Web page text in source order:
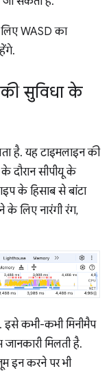
WASD का
सुविधा के
है. यह टाइमलाइन की
के दौरान सीपीयू के
के हिसाब से बांटा
के लिए नारंगी रंग,
इसे कभी-कभी मिनीमैप
मिलती है.
इन करने पर भी